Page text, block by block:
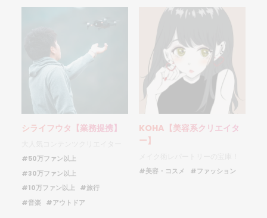
シライフウタ【業務提携】
#50万ファン以上
#30万ファン以上
#10万ファン以上
#旅行
#音楽
#アウトドア
KOHA【美容系クリエイタ
ー】
#美容・コスメ #ファッション